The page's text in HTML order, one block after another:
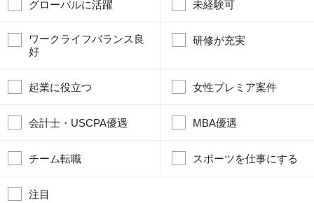
グローバルに活躍 未経験可
ワークライフバランス良
好
研修が充実
起業に役立つ 女性プレミア案件
会計士・USCPA優遇 MBA優遇
チーム転職 スポーツを仕事にする
注目